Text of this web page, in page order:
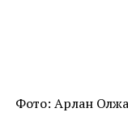
Фото: Арлан